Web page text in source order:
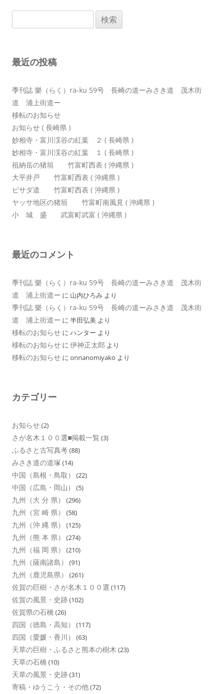
ョ
索:
最近の投稿
季刊誌 樂（らく）ra-ku 59号 長崎の道ーみさき道 茂木街
道 浦上街道ー
移転のお知らせ
お知らせ ( 長崎県 )
妙相寺・富川渓谷の紅葉 ２ ( 長崎県 )
妙相寺・富川渓谷の紅葉 １ ( 長崎県 )
祖納岳の猪垣 竹富町西表 ( 沖縄県 )
大平井戸 竹富町西表 ( 沖縄県 )
ピサダ道 竹富町西表 ( 沖縄県 )
ヤッサ地区の猪垣 竹富町南風見 ( 沖縄県 )
小 城 盛 武富町武富 ( 沖縄県 )
最近のコメント
季刊誌 樂（らく）ra-ku 59号 長崎の道ーみさき道 茂木街
道 浦上街道ー に 山内ひろみ より
季刊誌 樂（らく）ra-ku 59号 長崎の道ーみさき道 茂木街
道 浦上街道ー に 半田弘美 より
移転のお知らせ に ハンター より
移転のお知らせ に 伊神正太郎 より
移転のお知らせ に onnanomiyako より
カテゴリー
お知らせ(2)
さが名木１００選■掲載一覧 (3)
ふるさと古写真考(88)
みさき道の道塚 (14)
中国（島根・鳥取） (22)
中国（広島・岡山） (5)
九州（大 分 県） (296)
九州（宮 崎 県） (58)
九州（沖 縄 県） (125)
九州（熊 本 県） (274)
九州（福 岡 県） (210)
九州（薩南諸島） (91)
九州（鹿児島県） (261)
佐賀の巨樹・さが名木１００選 (117)
佐賀の風景・史跡(102)
佐賀県の石橋 (26)
四国（徳島・高知） (117)
四国（愛媛・香川） (63)
天草の巨樹・ふるさと熊本の樹木 (23)
天草の石橋 (10)
天草の風景・史跡(31)
寄稿・ゆうこう・その他(72)